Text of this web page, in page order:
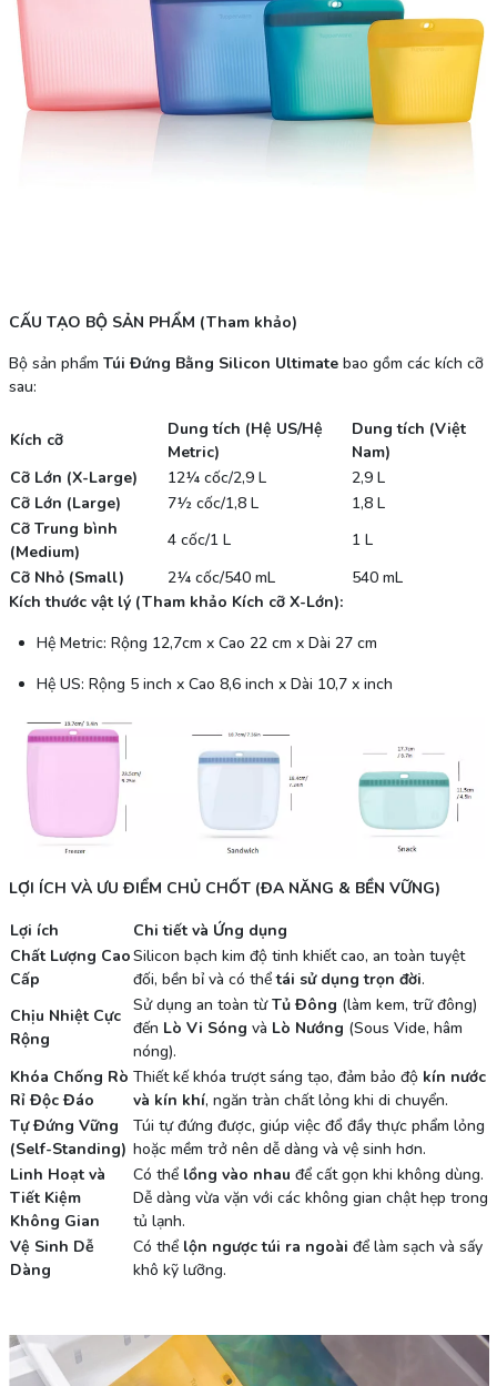
CẤU TẠO BỘ SẢN PHẨM (Tham khảo)
Bộ sản phẩm Túi Đứng Bằng Silicon Ultimatebao gồm các kích cỡ
sau:
Kích cỡ
Dung tích (Hệ US/Hệ
Metric)
Dung tích (Việt
Nam)
Cỡ Lớn (X-Large)
12¼ cốc/2,9 L
2,9 L
Cỡ Lớn (Large)
7½ cốc/1,8 L
1,8 L
Cỡ Trung bình
(Medium)
4 cốc/1 L
1 L
Cỡ Nhỏ (Small)
2¼ cốc/540 mL
540 mL
Kích thước vật lý (Tham khảo Kích cỡ X-Lớn):
Hệ Metric: Rộng 12,7cm x Cao 22 cm x Dài 27 cm
Hệ US: Rộng 5 inch x Cao 8,6 inch x Dài 10,7 x inch
LỢI ÍCH VÀ ƯU ĐIỂM CHỦ CHỐT (ĐA NĂNG & BỀN VỮNG)
Lợi ích
Chi tiết và Ứng dụng
Chất Lượng Cao
Cấp
Silicon bạch kim độ tinh khiết cao, an toàn tuyệt
đối, bền bỉ và có thểtái sử dụng trọn đời.
Chịu Nhiệt Cực
Rộng
Sử dụng an toàn từTủ Đông (làm kem, trữ đông)
đến Lò Vi Sóng và Lò Nướng (Sous Vide, hâm
nóng).
Khóa Chống Rò
Rỉ Độc Đáo
Thiết kế khóa trượt sáng tạo, đảm bảo độ kín nước
và kín khí, ngăn tràn chất lỏng khi di chuyển.
Tự Đứng Vững
(Self-Standing)
Túi tự đứng được, giúp việc đổ đầy thực phẩm lỏng
hoặc mềm trở nên dễ dàng và vệ sinh hơn.
Linh Hoạt và
Tiết Kiệm
Không Gian
Có thể lồng vào nhau để cất gọn khi không dùng.
Dễ dàng vừa vặn với các không gian chật hẹp trong
tủ lạnh.
Vệ Sinh Dễ
Dàng
Có thể lộn ngược túi ra ngoài để làm sạch và sấy
khô kỹ lưỡng.